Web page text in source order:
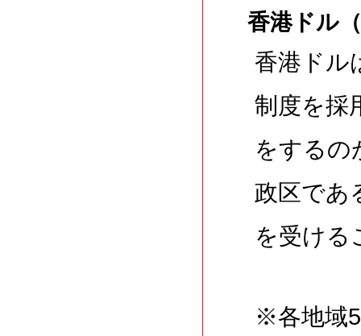
香港ドル
香港ドル
制度を採
をするの
政区であ
を受ける
※各地域